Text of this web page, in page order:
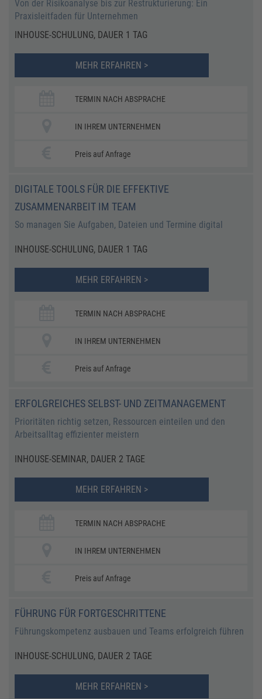
Von der Risikoanalyse bis zur Restrukturierung: Ein
Praxisleitfaden für Unternehmen
INHOUSE-SCHULUNG, DAUER 1 TAG
MEHR ERFAHREN >
TERMIN NACH ABSPRACHE
IN IHREM UNTERNEHMEN
Preis auf Anfrage
DIGITALE TOOLS FÜR DIE EFFEKTIVE
ZUSAMMENARBEIT IM TEAM
So managen Sie Aufgaben, Dateien und Termine digital
INHOUSE-SCHULUNG, DAUER 1 TAG
MEHR ERFAHREN >
TERMIN NACH ABSPRACHE
IN IHREM UNTERNEHMEN
Preis auf Anfrage
ERFOLGREICHES SELBST- UND ZEITMANAGEMENT
Prioritäten richtig setzen, Ressourcen einteilen und den
Arbeitsalltag effizienter meistern
INHOUSE-SEMINAR, DAUER 2 TAGE
MEHR ERFAHREN >
TERMIN NACH ABSPRACHE
IN IHREM UNTERNEHMEN
Preis auf Anfrage
FÜHRUNG FÜR FORTGESCHRITTENE
Führungskompetenz ausbauen und Teams erfolgreich führen
INHOUSE-SCHULUNG, DAUER 2 TAGE
MEHR ERFAHREN >